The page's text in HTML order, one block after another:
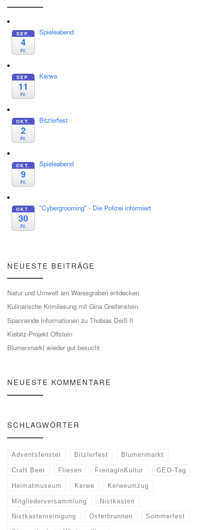
SEP.
4
Fr.
Spieleabend
SEP.
11
Fr.
Kerwe
OKT.
2
Fr.
Bitzlerfest
OKT.
9
Fr.
Spieleabend
OKT.
30
Fr.
"Cybergrooming" - Die Polizei informiert
NEUESTE BEITRÄGE
Natur und Umwelt am Waresgraben entdecken
Kulinarische Krimilesung mit Gina Greifenstein
Spannende Informationen zu Thobias Deiß II
Kiebitz-Projekt Offstein
Blumenmarkt wieder gut besucht
NEUESTE KOMMENTARE
SCHLAGWÖRTER
Adventsfenster Bitzlerfest Blumenmarkt
Craft Beer Fliesen FreitagInKultur GEO-Tag
Heimatmuseum Kerwe Kerweumzug
Mitgliederversammlung Nistkasten
Nistkastenreinigung Osterbrunnen Sommerfest